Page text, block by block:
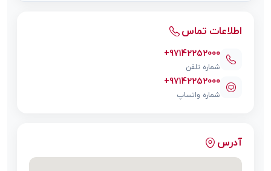
اطلاعات تماس
+97142252000
شماره تلفن
+97142252000
شماره واتساپ
آدرس